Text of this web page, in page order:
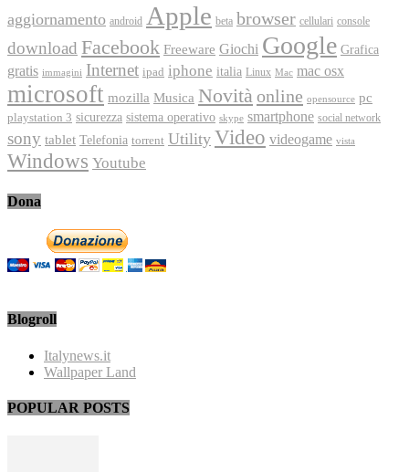
aggiornamento android Apple beta browser cellulari console
download Facebook Freeware Giochi Google Grafica
gratis immagini Internet ipad iphone italia Linux Mac mac osx
microsoft mozilla Musica Novità online opensource pc
playstation 3 sicurezza sistema operativo skype smartphone social network
sony tablet Telefonia torrent Utility Video videogame vista
Windows Youtube
Dona
Blogroll
Italynews.it
Wallpaper Land
POPULAR POSTS